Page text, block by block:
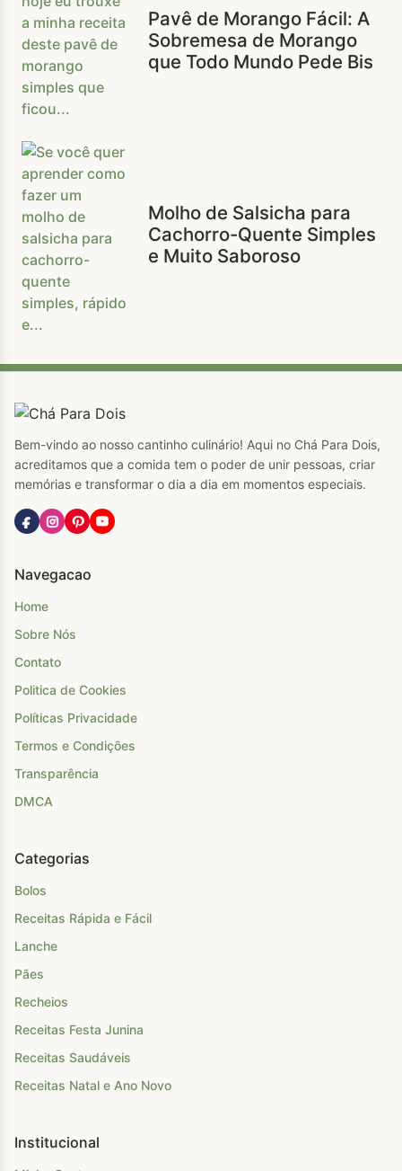
Pavê de Morango Fácil: A
Sobremesa de Morango
que Todo Mundo Pede Bis
Molho de Salsicha para
Cachorro-Quente Simples
e Muito Saboroso
Bem-vindo ao nosso cantinho culinário! Aqui no Chá Para Dois,
acreditamos que a comida tem o poder de unir pessoas, criar
memórias e transformar o dia a dia em momentos especiais.
Navegacao
Home
Sobre Nós
Contato
Politica de Cookies
Políticas Privacidade
Termos e Condições
Transparência
DMCA
Categorias
Bolos
Receitas Rápida e Fácil
Lanche
Pães
Recheios
Receitas Festa Junina
Receitas Saudáveis
Receitas Natal e Ano Novo
Institucional